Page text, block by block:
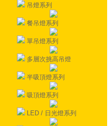
吊燈系列
餐吊燈系列
單吊燈系列
多層次挑高吊燈
半吸頂燈系列
吸頂燈系列
LED / 日光燈系列